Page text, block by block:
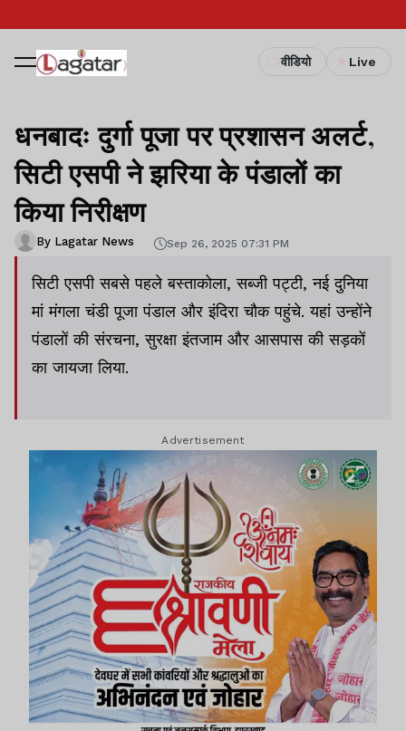
वीडियो Live
धनबादः दुर्गा पूजा पर प्रशासन अलर्ट,
सिटी एसपी ने झरिया के पंडालों का
किया निरीक्षण
By Lagatar News Sep 26, 2025 07:31 PM
सिटी एसपी सबसे पहले बस्ताकोला, सब्जी पट्टी, नई दुनिया
मां मंगला चंडी पूजा पंडाल और इंदिरा चौक पहुंचे. यहां उन्होंने
पंडालों की संरचना, सुरक्षा इंतजाम और आसपास की सड़कों
का जायजा लिया.
Advertisement